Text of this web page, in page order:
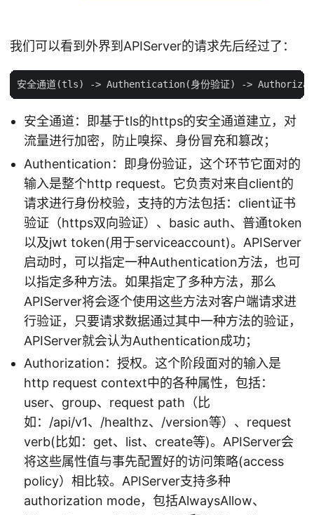
我们可以看到外界到APIServer的请求先后经过了：
安全通道：即基于tls的https的安全通道建立，对
流量进行加密，防止嗅探、身份冒充和篡改；
Authentication：即身份验证，这个环节它面对的
输入是整个http request。它负责对来自client的
请求进行身份校验，支持的方法包括：client证书
验证（https双向验证）、basic auth、普通token
以及jwt token(用于serviceaccount)。APIServer
启动时，可以指定一种Authentication方法，也可
以指定多种方法。如果指定了多种方法，那么
APIServer将会逐个使用这些方法对客户端请求进
行验证，只要请求数据通过其中一种方法的验证，
APIServer就会认为Authentication成功；
Authorization：授权。这个阶段面对的输入是
http request context中的各种属性，包括：
user、group、request path（比
如：/api/v1、/healthz、/version等）、request
verb(比如：get、list、create等)。APIServer会
将这些属性值与事先配置好的访问策略(access
policy）相比较。APIServer支持多种
authorization mode，包括AlwaysAllow、